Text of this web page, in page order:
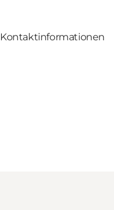
Kontaktinformationen